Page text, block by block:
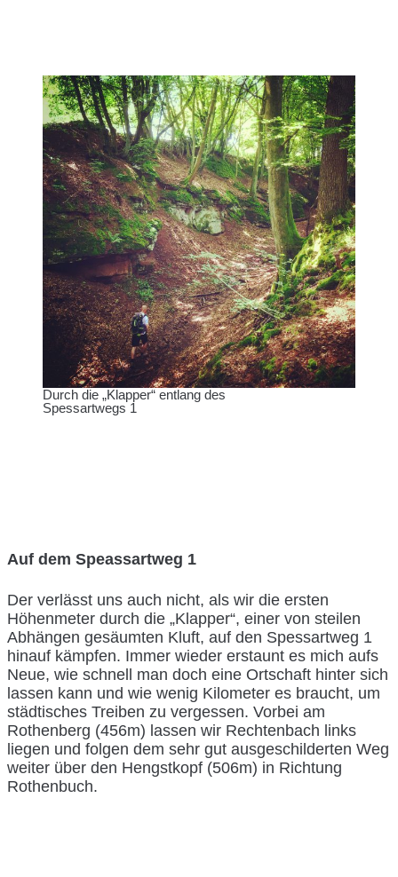
Durch die „Klapper“ entlang des
Spessartwegs 1
Auf dem Speassartweg 1
Der verlässt uns auch nicht, als wir die ersten
Höhenmeter durch die „Klapper“, einer von steilen
Abhängen gesäumten Kluft, auf den Spessartweg 1
hinauf kämpfen. Immer wieder erstaunt es mich aufs
Neue, wie schnell man doch eine Ortschaft hinter sich
lassen kann und wie wenig Kilometer es braucht, um
städtisches Treiben zu vergessen. Vorbei am
Rothenberg (456m) lassen wir Rechtenbach links
liegen und folgen dem sehr gut ausgeschilderten Weg
weiter über den Hengstkopf (506m) in Richtung
Rothenbuch.